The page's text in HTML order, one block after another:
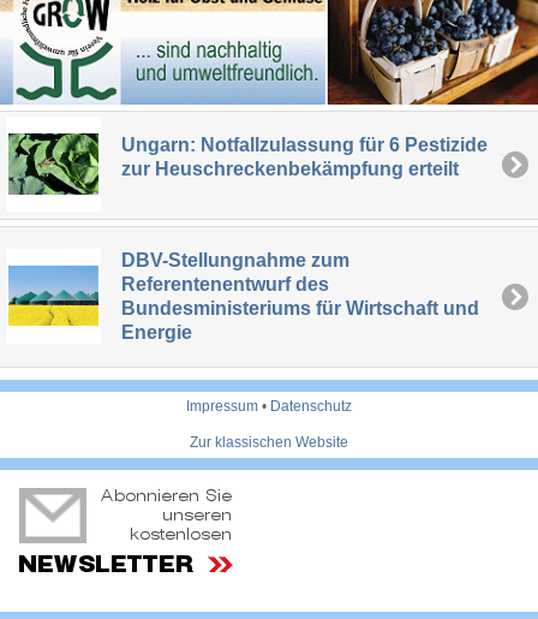
Ungarn: Notfallzulassung für 6 Pestizide
zur Heuschreckenbekämpfung erteilt
DBV-Stellungnahme zum
Referentenentwurf des
Bundesministeriums für Wirtschaft und
Energie
Impressum • Datenschutz
Zur klassischen Website